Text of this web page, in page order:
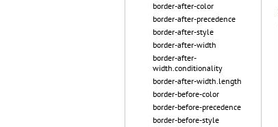
border-after-color
border-after-precedence
border-after-style
border-after-width
border-after-
width.conditionality
border-after-width.length
border-before-color
border-before-precedence
border-before-style